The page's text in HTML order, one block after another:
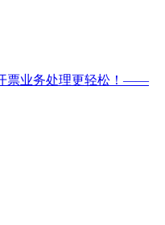
票业务处理更轻松！——